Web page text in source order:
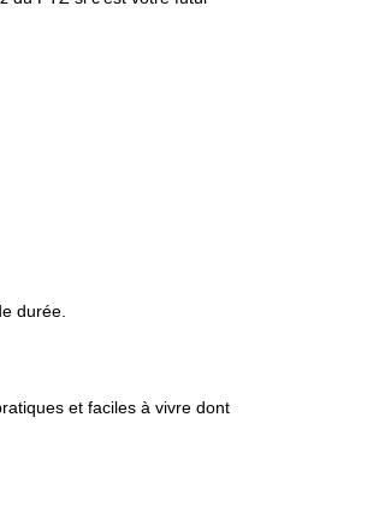
durée.
et faciles à vivre dont